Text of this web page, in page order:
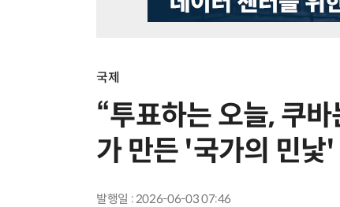
국제
“투표하는 오늘, 쿠
가 만든 '국가의 민낯'
발행일 : 2026-06-03 07:46